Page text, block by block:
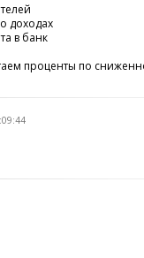
доходах
в банк
проценты по